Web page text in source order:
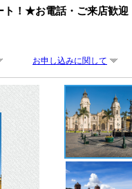
！★お電話・ご来店歓迎
お申し込みに関して